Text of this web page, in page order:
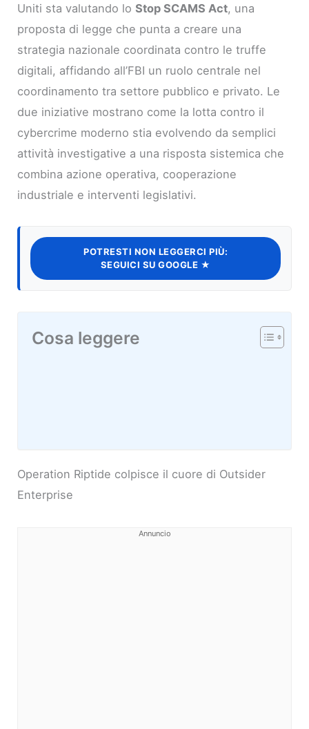
Uniti sta valutando loStop SCAMS Act, una
proposta di legge che punta a creare una
strategia nazionale coordinata contro le truffe
digitali, affidando all’FBI un ruolo centrale nel
coordinamento tra settore pubblico e privato. Le
due iniziative mostrano come la lotta contro il
cybercrime moderno stia evolvendo da semplici
attività investigative a una risposta sistemica che
combina azione operativa, cooperazione
industriale e interventi legislativi.
POTRESTI NON LEGGERCI PIÙ:
SEGUICI SU GOOGLE ★
Cosa leggere
Operation Riptide colpisce il cuore di Outsider
Enterprise
Annuncio